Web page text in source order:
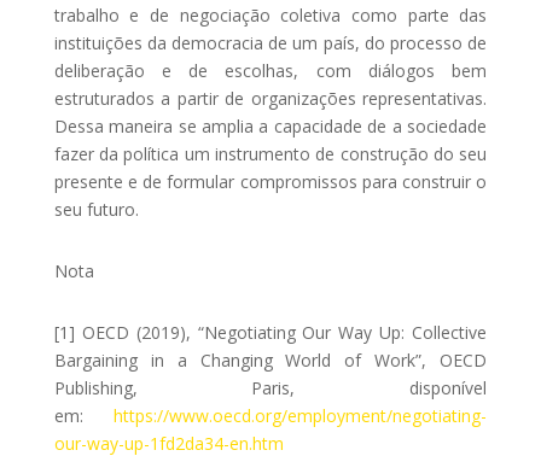
trabalho e de negociação coletiva como parte das
instituições da democracia de um país, do processo de
deliberação e de escolhas, com diálogos bem
estruturados a partir de organizações representativas.
Dessa maneira se amplia a capacidade de a sociedade
fazer da política um instrumento de construção do seu
presente e de formular compromissos para construir o
seu futuro.
Nota
[1] OECD (2019), “Negotiating Our Way Up: Collective
Bargaining in a Changing World of Work”, OECD
Publishing, Paris, disponível
em:https://www.oecd.org/employment/negotiating-
our-way-up-1fd2da34-en.htm